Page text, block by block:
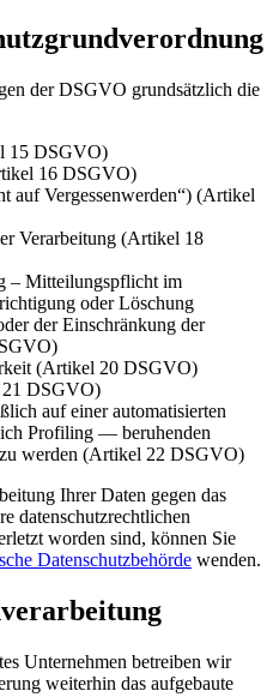
der DSGVO grundsätzlich die
15 DSGVO)
16 DSGVO)
auf Vergessenwerden“) (Artikel
Verarbeitung (Artikel 18
– Mitteilungspflicht im
oder Löschung
der Einschränkung der
(Artikel 20 DSGVO)
21 DSGVO)
auf einer automatisierten
Profiling — beruhenden
werden (Artikel 22 DSGVO)
Ihrer Daten gegen das
datenschutzrechtlichen
worden sind, können Sie
Datenschutzbehörde wenden.
Unternehmen betreiben wir
weiterhin das aufgebaute